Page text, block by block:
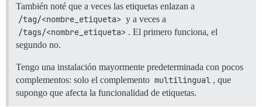
También noté que a veces las etiquetas enlazan a
/tag/<nombre_etiqueta> y a veces a
/tags/<nombre_etiqueta> . El primero funciona, el
segundo no.
Tengo una instalación mayormente predeterminada con pocos
complementos: solo el complemento multilingual , que
supongo que afecta la funcionalidad de etiquetas.